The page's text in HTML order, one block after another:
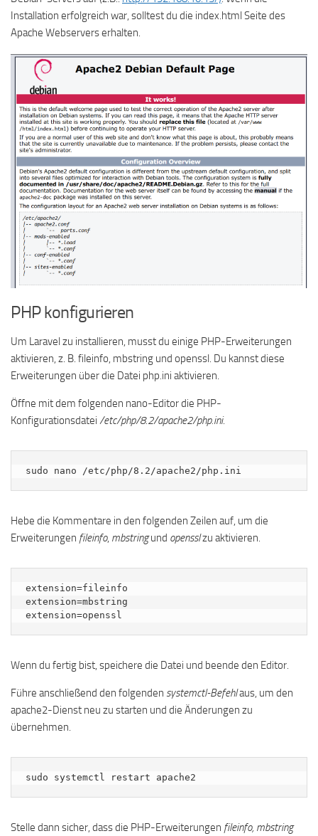
Installation erfolgreich war, solltest du die index.html Seite des
Apache Webservers erhalten.
PHP konfigurieren
Um Laravel zu installieren, musst du einige PHP-Erweiterungen
aktivieren, z. B. fileinfo, mbstring und openssl. Du kannst diese
Erweiterungen über die Datei php.ini aktivieren.
Öffne mit dem folgenden nano-Editor die PHP-
Konfigurationsdatei /etc/php/8.2/apache2/php.ini.
sudo nano /etc/php/8.2/apache2/php.ini
Hebe die Kommentare in den folgenden Zeilen auf, um die
Erweiterungen fileinfo, mbstringund opensslzu aktivieren.
extension=fileinfo
extension=mbstring
extension=openssl
Wenn du fertig bist, speichere die Datei und beende den Editor.
Führe anschließend den folgenden systemctl-Befehlaus, um den
apache2-Dienst neu zu starten und die Änderungen zu
übernehmen.
sudo systemctl restart apache2
Stelle dann sicher, dass die PHP-Erweiterungen fileinfo, mbstring